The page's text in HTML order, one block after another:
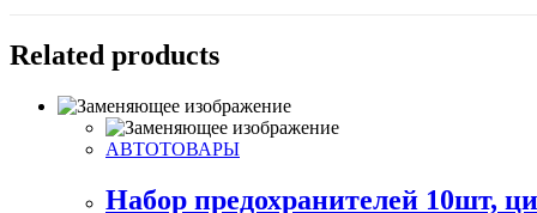
Related products
АВТОТОВАРЫ
Набор предохранителей 10шт,